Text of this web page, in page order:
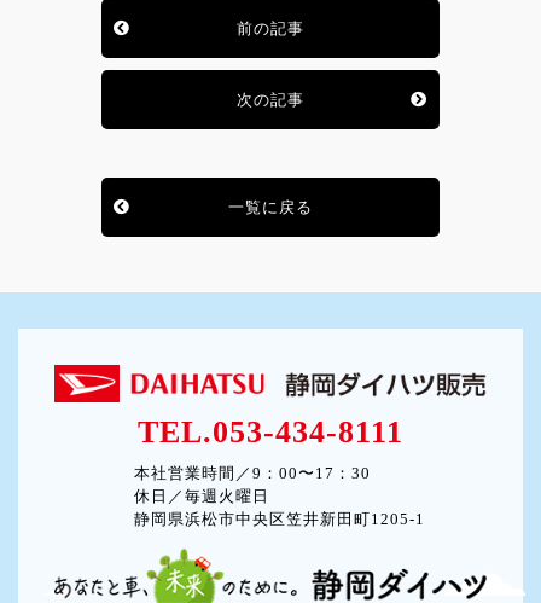
前の記事
次の記事
一覧に戻る
TEL.053-434-8111
本社営業時間／9：00〜17：30
休日／毎週火曜日
静岡県浜松市中央区笠井新田町1205-1